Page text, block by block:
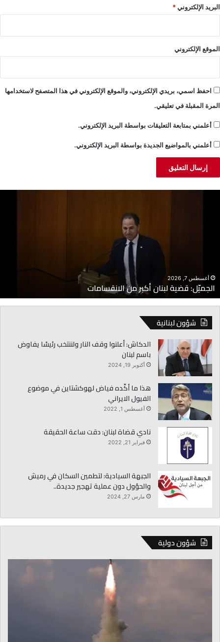
البريد الإلكتروني*
الموقع الإلكتروني
احفظ اسمي، بريدي الإلكتروني، والموقع الإلكتروني في هذا المتصفح لاستخدامها
المرة المقبلة في تعليقي.
أعلمني بمتابعة التعليقات بواسطة البريد الإلكتروني.
أعلمني بالمواضيع الجديدة بواسطة البريد الإلكتروني.
أغسطس 7, 2026
الجميّل: قضية لبنان أكبر من الانقسامات
شؤون لبنانية
الدكاش: أعلنوا وقف النار ولننتخب رئيسًا يفاوض
باسم لبنان
أكتوبر 19, 2024
هذا ما أكّده فياض لهوكشتاين في موضوع
الفيول الايراني
أغسطس 1, 2022
نادي قضاة لبنان: دقت ساعة الحقيقة
فبراير 21, 2022
الجبهة السيادية: لتطمين السكان في رميش
والحؤول دون عملية تهجير جديدة..
مارس 27, 2024
شؤون دولية